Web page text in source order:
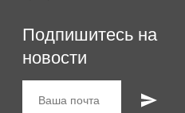
Подпишитесь на
новости